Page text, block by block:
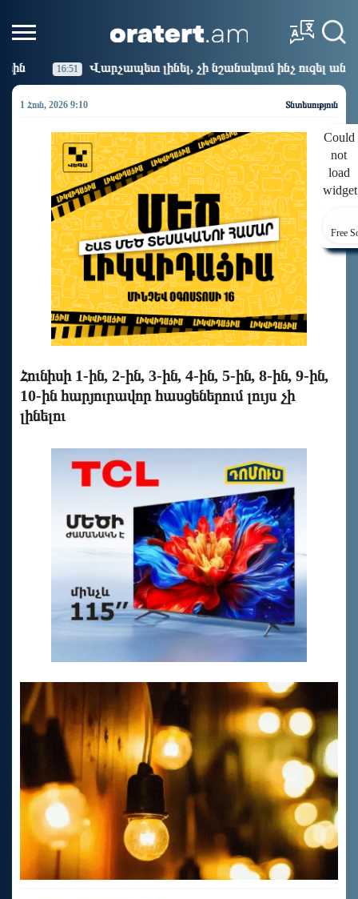
լինել, չի նշանակում ինչ ուզել անել 16:14
1 Հուն, 2026 9:10 Տնտեսություն
Could
not
load
Free
Հունիսի 1-ին, 2-ին, 3-ին, 4-ին, 5-ին, 8-ին, 9-ին,
10-ին հարյուրավոր հասցեներում լույս չի
լինելու